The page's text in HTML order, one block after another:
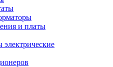
и платы
электрические